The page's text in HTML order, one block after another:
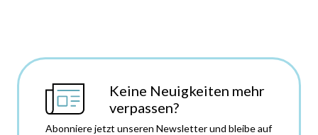
Keine Neuigkeiten mehr
verpassen?
Abonniere jetzt unseren Newsletter und bleibe auf